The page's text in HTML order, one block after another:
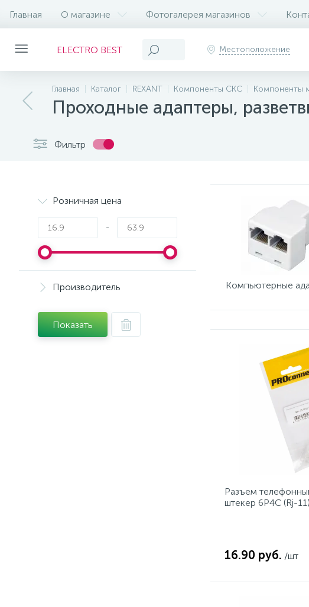
Главная О магазине Фотогалерея магазинов
ELECTRO BEST Местоположение
Главная Каталог REXANT Компоненты СКС Компоненты
Проходные адаптеры,
Фильтр
Розничная цена
-
Производитель
Показать
Компьютерные
Разъем
штекер 6Р4С (Rj-
16.90 руб. /шт